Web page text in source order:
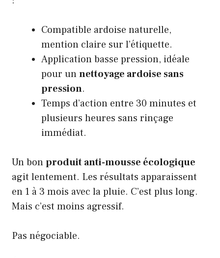
Compatible ardoise naturelle,
mention claire sur l’étiquette.
Application basse pression, idéale
pour unnettoyage ardoise sans
pression.
Temps d’action entre 30 minutes et
plusieurs heures sans rinçage
immédiat.
Un bonproduit anti-mousse écologique
agit lentement. Les résultats apparaissent
en 1 à 3 mois avec la pluie. C’est plus long.
Mais c’est moins agressif.
Pas négociable.